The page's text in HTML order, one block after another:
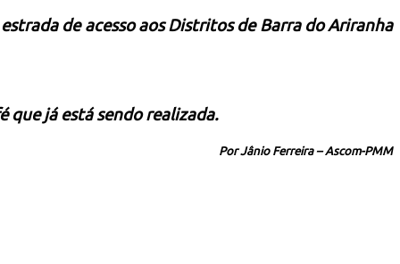
de acesso aos Distritos de Barra do Ariranha
já está sendo realizada.
Por Jânio Ferreira – Ascom-PMM